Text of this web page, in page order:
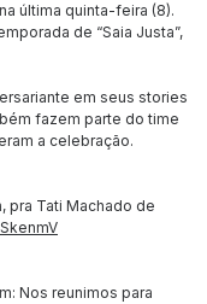
última quinta-feira (8).
de “Saia Justa”,
em seus stories
fazem parte do time
a celebração.
pra Tati Machado de
Nos reunimos para